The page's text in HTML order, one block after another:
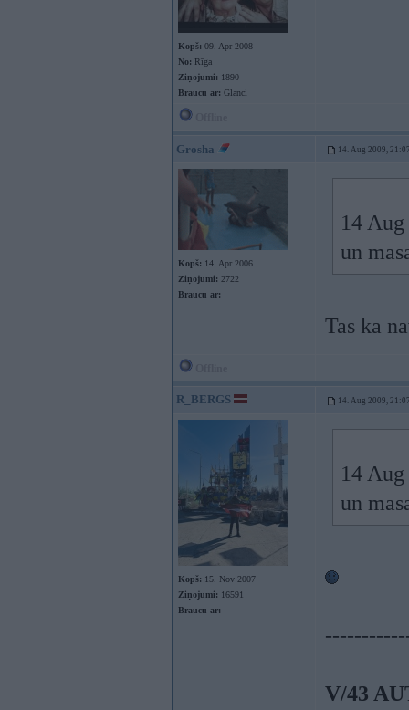
Kopš: 09. Apr 2008
No: Rīga
Ziņojumi: 1890
Braucu ar: Glanci
Grosha 14. Aug 2009,
Kopš: 14. Apr 2006
Ziņojumi: 2722
Braucu ar:
14
un
Tas ka
R_BERGS 14. Aug 2009,
Kopš: 15. Nov 2007
Ziņojumi: 16591
Braucu ar:
14
un
V/43